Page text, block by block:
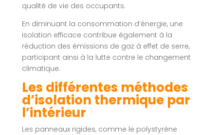
qualité de vie des occupants.
En diminuant la consommation d’énergie, une
isolation efficace contribue également à la
réduction des émissions de gaz à effet de serre,
participant ainsi à la lutte contre le changement
climatique.
Les différentes méthodes
d’isolation thermique par
l’intérieur
Les panneaux rigides, comme le polystyrène